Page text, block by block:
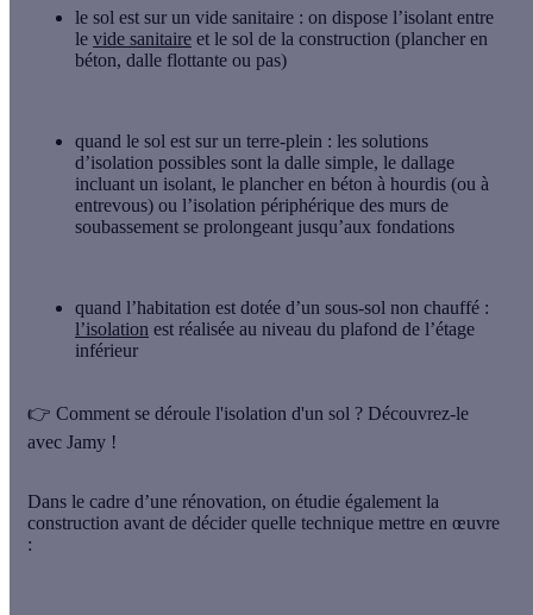
le sol est sur un vide sanitaire : on dispose l’isolant entre
le vide sanitaire et le sol de la construction (plancher en
béton, dalle flottante ou pas)
quand le sol est sur un terre-plein : les solutions
d’isolation possibles sont la dalle simple, le dallage
incluant un isolant, le plancher en béton à hourdis (ou à
entrevous) ou l’isolation périphérique des murs de
soubassement se prolongeant jusqu’aux fondations
quand l’habitation est dotée d’un sous-sol non chauffé :
l’isolation est réalisée au niveau du plafond de l’étage
inférieur
👉 Comment se déroule l'isolation d'un sol ? Découvrez-le
avec Jamy !
Dans le cadre d’une rénovation, on étudie également la
construction avant de décider quelle technique mettre en œuvre
: